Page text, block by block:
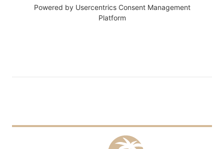
Powered by Usercentrics Consent Management
Platform